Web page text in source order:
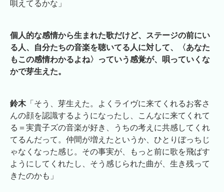
唄えてるかな」
個人的な感情から生まれた歌だけど、ステージの前にい
る人、自分たちの音楽を聴いてる人に対して、〈あなた
もこの感情わかるよね〉っていう感覚が、唄っていくな
かで芽生えた。
鈴木「そう、芽生えた。よくライヴに来てくれるお客さ
んの顔を認識するようになったし、こんなに来てくれて
る＝実貴子ズの音楽が好き、うちの考えに共感してくれ
てるんだって。仲間が増えたというか、ひとりぼっちじ
ゃなくなった感じ。その事実が、もっと前に歌を飛ばす
ようにしてくれたし、そう感じられた曲が、生き残って
きたのかも」